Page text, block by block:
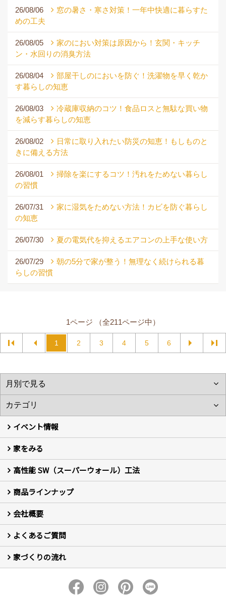
26/08/06
窓の暑さ・寒さ対策！一年中快適に暮らすた
めの工夫
26/08/05
家のにおい対策は原因から！玄関・キッチ
ン・水回りの消臭方法
26/08/04
部屋干しのにおいを防ぐ！洗濯物を早く乾か
す暮らしの知恵
26/08/03
冷蔵庫収納のコツ！食品ロスと無駄な買い物
を減らす暮らしの知恵
26/08/02
日常に取り入れたい防災の知恵！もしものと
きに備える方法
26/08/01
掃除を楽にするコツ！汚れをためない暮らし
の習慣
26/07/31
家に湿気をためない方法！カビを防ぐ暮らし
の知恵
26/07/30 夏の電気代を抑えるエアコンの上手な使い方
26/07/29
朝の5分で家が整う！無理なく続けられる暮
らしの習慣
1ページ （全211ページ中）
1 2 3 4 5 6
イベント情報
イベント予告
イベント報告
家をみる
フォトギャラリー
現場レポート
お客様の声
高性能 SW（スーパーウォール）工法
新築住宅の制振SW工法
セミ新築のSW工法（断熱リノベーション）
商品ラインナップ
セミ新築 (商標登録第6729704号) Hi・da・ma・ri の家
完全自由設計 注文住宅
自然素材の家 注文住宅
T-CLASS-北欧風セレクト住宅
会社概要
はじめての方 社長の想い
会社の歴史・陽だまりハウスの意味とは？
スタッフ紹介
スタッフブログ
会社情報
アクセス
会社紹介の動画
プライバシーポリシー
よくあるご質問
新築について (10)
リフォームについて (2)
家づくりの流れ